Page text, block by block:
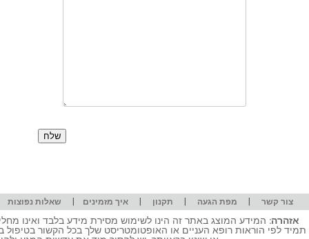
צור קשר | מפת הגעה | תקנון |איך מזמינים | שאלות נפוצות
אזהרה: המידע המוצג באתר זה הינו לשימוש מסירת מידע בלבד ואינו
תמיד לפי הוראות רופא העניים או האופטומטריסט שלך בכל הקשור